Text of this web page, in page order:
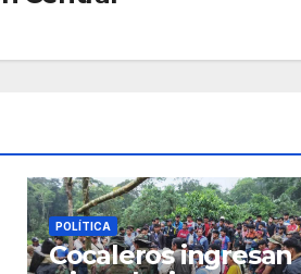
POLÍTICA
Cocaleros ingresan